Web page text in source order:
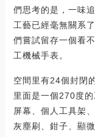
們思考的是，一味
工藝已經毫無關系
們嘗試留存一個看
工機械手表。
空間里有24個封閉
里面是一個270度
屏幕、個人工具架
灰塵刷、鉗子、顯